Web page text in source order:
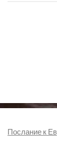
Послание к